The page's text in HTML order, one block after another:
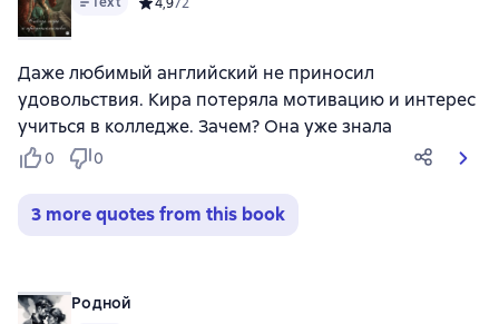
Даже любимый английский не приносил
удовольствия. Кира потеряла мотивацию и интерес
учиться в колледже. Зачем? Она уже знала
0 0
3 more quotes from this book
Родной